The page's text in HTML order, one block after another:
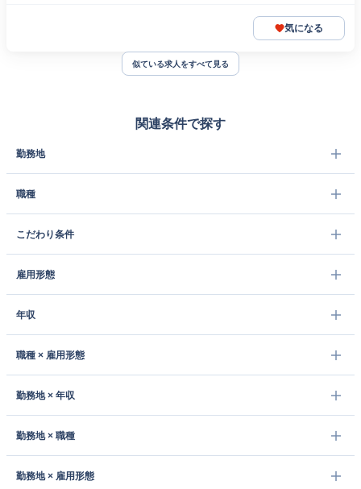
気になる
似ている求人をすべて見る
関連条件で探す
勤務地
職種
こだわり条件
雇用形態
年収
職種 × 雇用形態
勤務地 × 年収
勤務地 × 職種
勤務地 × 雇用形態